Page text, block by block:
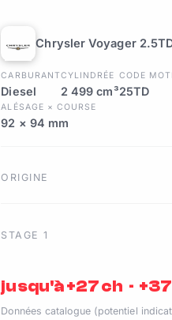
Chrysler Voyager
CARBURANT
Diesel
CYLINDRÉE
2 499 cm³
CODE
25TD
ALÉSAGE × COURSE
92 × 94 mm
ORIGINE
STAGE 1
jusqu'à +27 ch ·
Données catalogue (potentiel